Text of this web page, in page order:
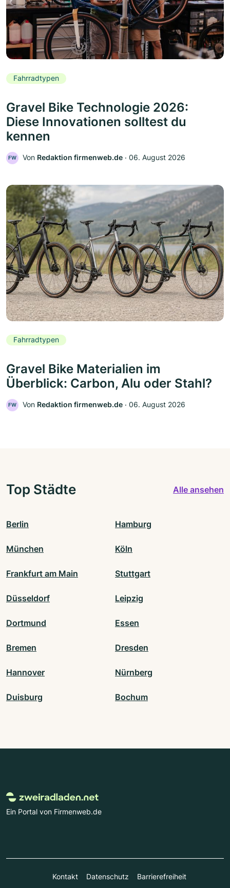
Fahrradtypen
Gravel Bike Technologie 2026:
Diese Innovationen solltest du
kennen
FW Von Redaktion firmenweb.de ‧ 06. August 2026
Fahrradtypen
Gravel Bike Materialien im
Überblick: Carbon, Alu oder Stahl?
FW Von Redaktion firmenweb.de ‧ 06. August 2026
Top Städte Alle ansehen
Berlin Hamburg
München Köln
Frankfurt am Main Stuttgart
Düsseldorf Leipzig
Dortmund Essen
Bremen Dresden
Hannover Nürnberg
Duisburg Bochum
Ein Portal von Firmenweb.de
Kontakt Datenschutz
Barrierefreiheit